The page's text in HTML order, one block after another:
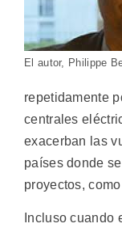
El autor, Philippe
repetidamente
centrales
exacerban las
países donde
proyectos,
Incluso cuando